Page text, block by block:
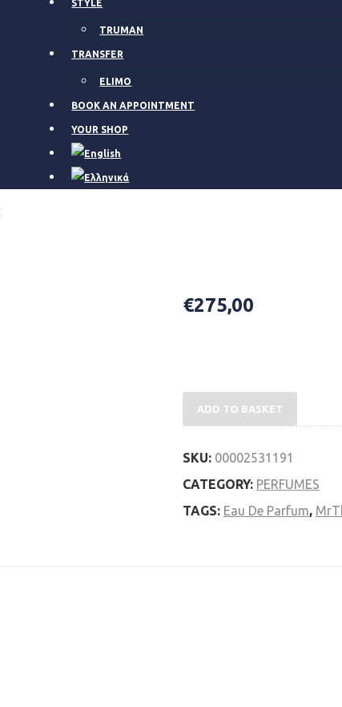
STYLE
TRUMAN
TRANSFER
ELIMO
BOOK AN APPOINTMENT
YOUR SHOP
€275,00
ADD TO BASKET
SKU: 00002531191
CATEGORY: PERFUMES
TAGS: Eau De Parfum,